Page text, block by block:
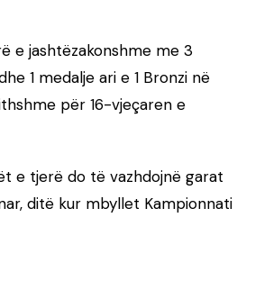
e jashtëzakonshme me 3
1 medalje ari e 1 Bronzi në
për 16-vjeçaren e
e tjerë do të vazhdojnë garat
ditë kur mbyllet Kampionnati